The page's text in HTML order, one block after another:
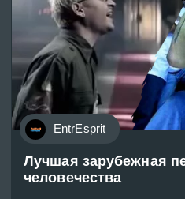
EntrEsprit
Лучшая зарубежная
человечества